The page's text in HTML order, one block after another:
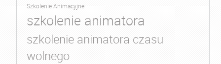
Szkolenie Animacyjne
szkolenie animatora
szkolenie animatora czasu
wolnego